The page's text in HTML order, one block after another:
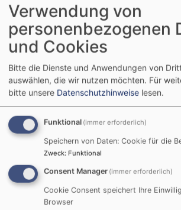
Damit bist du nicht allein. Tausende
denken gerade darüber nach, wie sie
unruhigen Welt für Frieden, Freiheit
einsetzen können.
Viele wertvolle Informationen erhältst
www.kirche-an-deiner-seite.de
Aus evangelischer Sicht ist deine
Gewissensentscheidung zentral.
Du kannst dich in verschiedener Form
Verantwortung einsetzen.
Wer den Dienst an der Waffe aus
ablehnt, ist rechtlich geschützt.
Verwendung von
personenbezogenen
und Cookies
Bitte die Dienste und Anwendungen von
auswählen, die wir nutzen möchten. Für
bitte unsere Datenschutzhinweise lesen.
Funktional (immer erforderlich)
Speichern von Daten: Cookie für die
Zweck: Funktional
Consent Manager (immer erforderlich)
Cookie Consent speichert Ihre
Browser